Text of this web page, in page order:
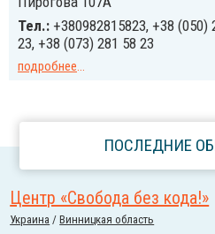
Тел.: +380982815823, +38 (050)
23, +38 (073) 281 58 23
подробнее...
ПОСЛЕДНИЕ
Центр «Свобода без кода!»
Украина /Винницкая область